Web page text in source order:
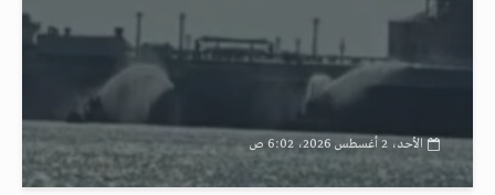
الأحد، 2 أغسطس 2026، 6:02 ص